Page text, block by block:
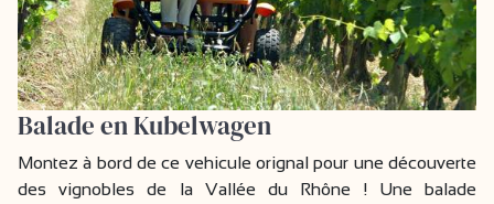
Balade en Kubelwagen
Montez à bord de ce vehicule orignal pour une découverte
des vignobles de la Vallée du Rhône ! Une balade